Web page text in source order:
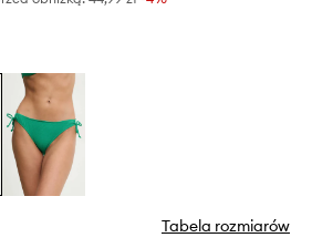
Tabela rozmiarów